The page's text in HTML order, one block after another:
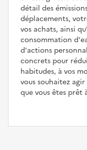
détail des
déplacements,
vos achats, ainsi
consommation
d'actions
concrets pour
habitudes, à vos
vous souhaitez
que vous êtes prêt